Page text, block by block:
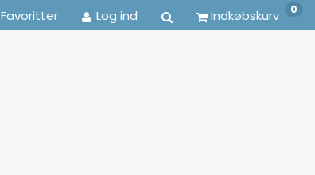
Favoritter Log ind Indkøbskurv 0